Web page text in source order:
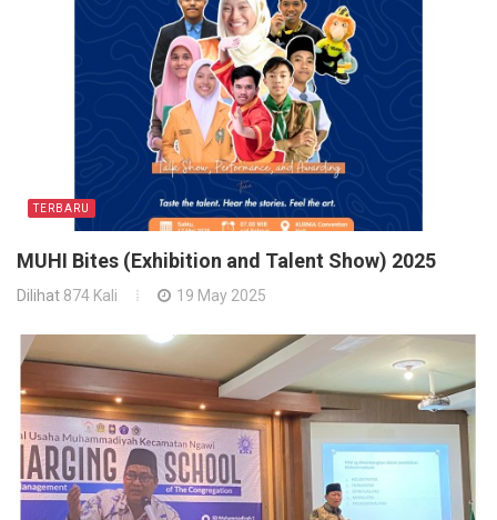
TERBARU
MUHI Bites (Exhibition and Talent Show) 2025
Dilihat 874 Kali 19 May 2025